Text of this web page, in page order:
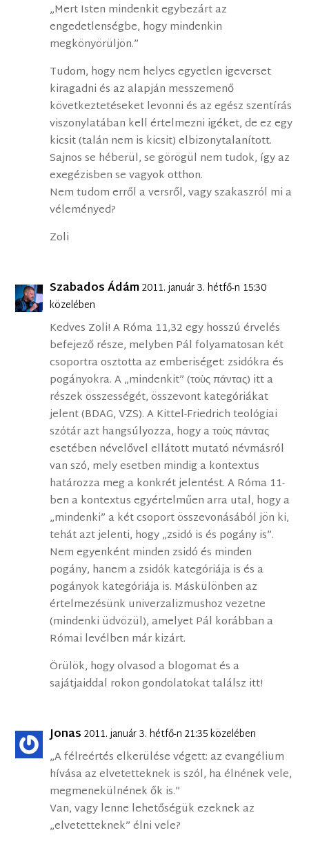
„Mert Isten mindenkit egybezárt az
engedetlenségbe, hogy mindenkin
megkönyörüljön.”
Tudom, hogy nem helyes egyetlen igeverset
kiragadni és az alapján messzemenő
következtetéseket levonni és az egész szentírás
viszonylatában kell értelmezni igéket, de ez egy
kicsit (talán nem is kicsit) elbizonytalanított.
Sajnos se héberül, se görögül nem tudok, így az
exegézisben se vagyok otthon.
Nem tudom erről a versről, vagy szakaszról mi a
véleményed?
Zoli
Szabados Ádám2011. január 3. hétfő-n 15:30
közelében
Kedves Zoli! A Róma 11,32 egy hosszú érvelés
befejező része, melyben Pál folyamatosan két
csoportra osztotta az emberiséget: zsidókra és
pogányokra. A „mindenkit” (τοὺς πάντας) itt a
részek összességét, összevont kategóriákat
jelent (BDAG, VZS). A Kittel-Friedrich teológiai
szótár azt hangsúlyozza, hogy a τοὺς πάντας
esetében névelővel ellátott mutató névmásról
van szó, mely esetben mindig a kontextus
határozza meg a konkrét jelentést. A Róma 11-
ben a kontextus egyértelműen arra utal, hogy a
„mindenki” a két csoport összevonásából jön ki,
tehát azt jelenti, hogy „zsidó is és pogány is”.
Nem egyenként minden zsidó és minden
pogány, hanem a zsidók kategóriája is és a
pogányok kategóriája is. Máskülönben az
értelmezésünk univerzalizmushoz vezetne
(mindenki üdvözül), amelyet Pál korábban a
Római levélben már kizárt.
Örülök, hogy olvasod a blogomat és a
sajátjaiddal rokon gondolatokat találsz itt!
Jonas 2011. január 3. hétfő-n 21:35 közelében
„A félreértés elkerülése végett: az evangélium
hívása az elvetetteknek is szól, ha élnének vele,
megmenekülnének ők is.”
Van, vagy lenne lehetőségük ezeknek az
„elvetetteknek” élni vele?